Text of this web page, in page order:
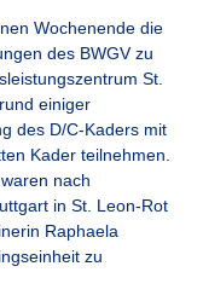
Wochenende die
des BWGV zu
St.
einiger
des D/C-Kaders mit
Kader teilnehmen.
nach
in St. Leon-Rot
Raphaela
zu